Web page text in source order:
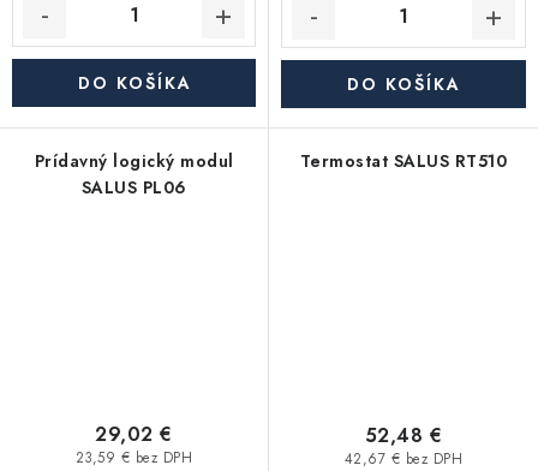
DO KOŠÍKA DO KOŠÍKA
Prídavný logický modul
SALUS PL06
23,59 € bez DPH
29,02 €
Termostat SALUS RT510
42,67 € bez DPH
52,48 €